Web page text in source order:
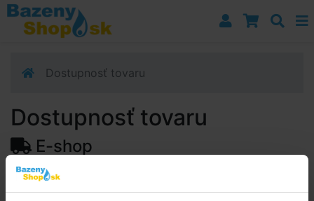
Prejsť k navigácii
Prejsť na obsah
Prejsť k bočnému stĺpci
Dostupnosť tovaru
Dostupnosť tovaru
E-shop
Dostupnosť: